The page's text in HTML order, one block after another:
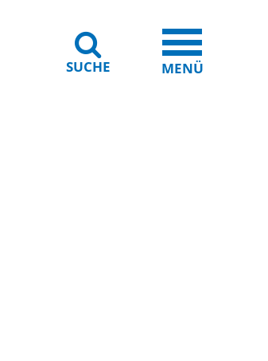
SUCHE MENÜ